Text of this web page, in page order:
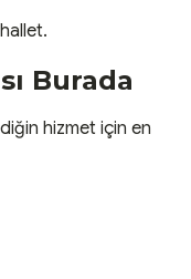
Burada
hizmet için en